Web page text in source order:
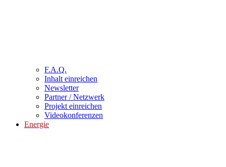
F.A.Q.
Inhalt einreichen
Newsletter
Partner / Netzwerk
Projekt einreichen
Videokonferenzen
Energie